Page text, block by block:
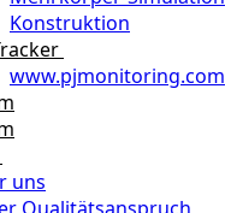
Konstruktion
www.pjmonitoring.com
uns